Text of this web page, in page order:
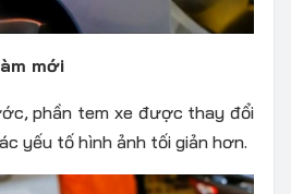
mới
phần tem xe được thay đổi
yếu tố hình ảnh tối giản hơn.